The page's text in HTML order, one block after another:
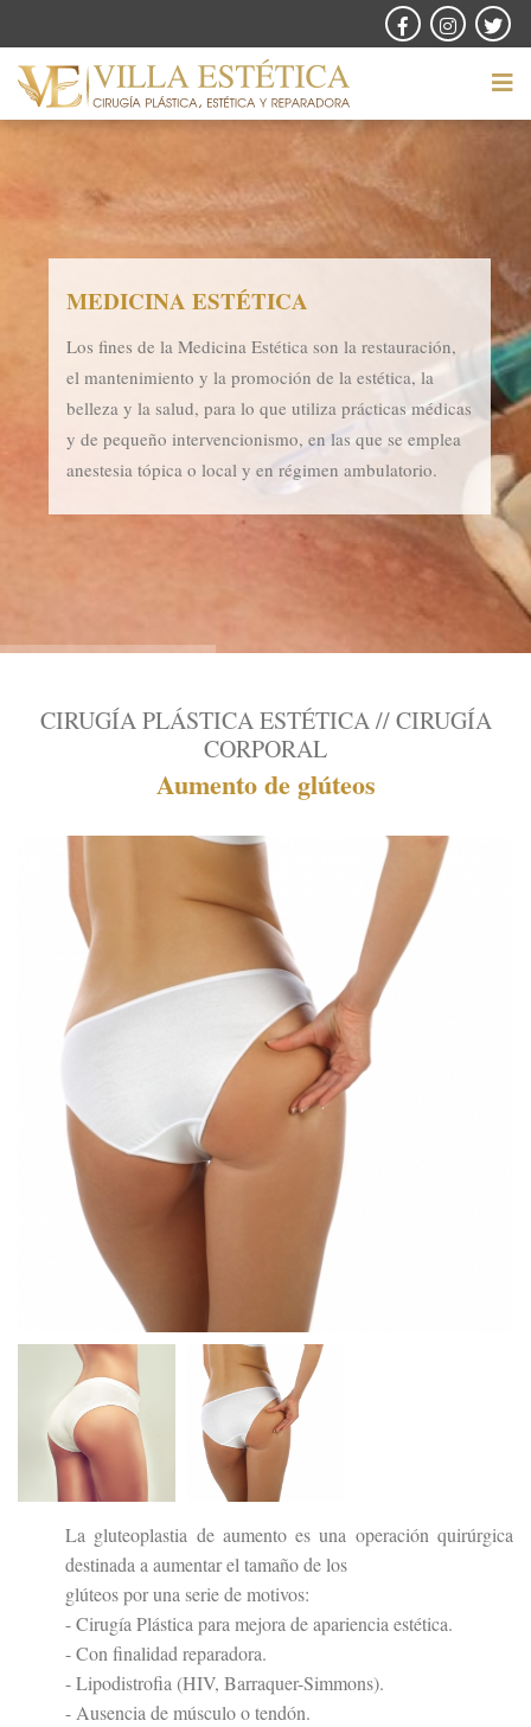
MEDICINA ESTÉTICA
Los fines de la Medicina Estética son la restauración,
el mantenimiento y la promoción de la estética, la
belleza y la salud, para lo que utiliza prácticas médicas
y de pequeño intervencionismo, en las que se emplea
anestesia tópica o local y en régimen ambulatorio.
CIRUGÍA PLÁSTICA ESTÉTICA // CIRUGÍA
CORPORAL
Aumento de glúteos
La gluteoplastia de aumento es una operación quirúrgica
destinada a aumentar el tamaño de los
glúteos por una serie de motivos:
- Cirugía Plástica para mejora de apariencia estética.
- Con finalidad reparadora.
- Lipodistrofia (HIV, Barraquer-Simmons).
- Ausencia de músculo o tendón.